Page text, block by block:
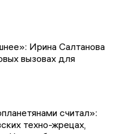
Ирина Салтанова
вызовах для
считал»:
техно-жрецах,